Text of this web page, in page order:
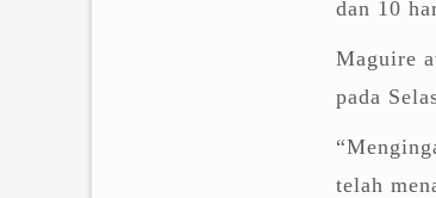
dan 10
Maguire
pada
telah